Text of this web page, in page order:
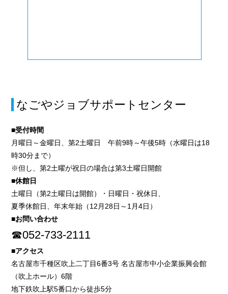
なごやジョブサポートセンター
■受付時間
月曜日～金曜日、第2土曜日 午前9時～午後5時（水曜日は18
時30分まで）
※但し、第2土曜が祝日の場合は第3土曜日開館
■休館日
土曜日（第2土曜日は開館）・日曜日・祝休日、
夏季休館日、年末年始（12月28日～1月4日）
■お問い合わせ
☎052-733-2111
■アクセス
名古屋市千種区吹上二丁目6番3号 名古屋市中小企業振興会館
（吹上ホール）6階
地下鉄吹上駅5番口から徒歩5分